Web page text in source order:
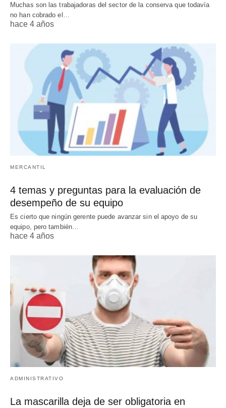
Muchas son las trabajadoras del sector de la conserva que todavía
no han cobrado el…
hace 4 años
MERCANTIL
4 temas y preguntas para la evaluación de
desempeño de su equipo
Es cierto que ningún gerente puede avanzar sin el apoyo de su
equipo, pero también…
hace 4 años
ADMINISTRATIVO
La mascarilla deja de ser obligatoria en